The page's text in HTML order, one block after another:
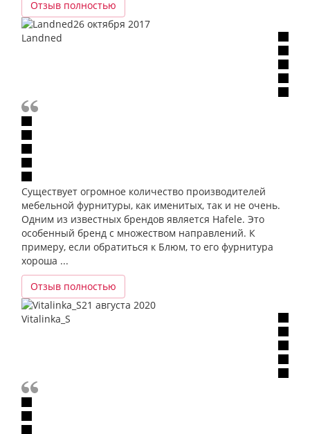
Отзыв полностью
26 октября 2017
Landned
Существует огромное количество производителей
мебельной фурнитуры, как именитых, так и не очень.
Одним из известных брендов является Hafele. Это
особенный бренд с множеством направлений. К
примеру, если обратиться к Блюм, то его фурнитура
хороша ...
Отзыв полностью
21 августа 2020
Vitalinka_S